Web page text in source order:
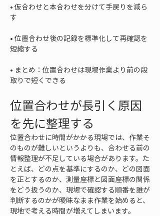
• 仮合わせと本合わせを分けて手戻りを減ら
• 位置合わせ後の記録を標準化して再確認を
• まとめ：位置合わせは現場作業より前の段
取りで短くできる
位置合わせが長引く原因
を先に整理する
位置合わせに時間がかかる現場では、作業そ
のものが難しいというよりも、合わせる前の
情報整理が不足している場合があります。た
とえば、どの点を基準にするのか、どの図面
を正とするのか、測量座標と図面座標の関係
をどう扱うのか、現場で確認する順番を誰が
判断するのかが曖昧なまま作業を始めると、
現地で考える時間が増えてしまいます。